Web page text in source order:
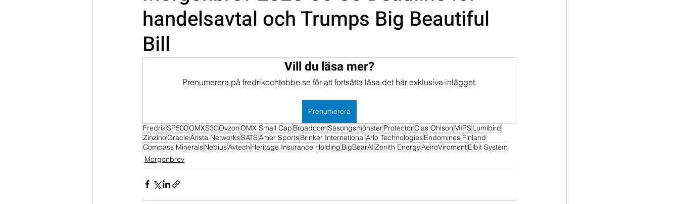
Dippköparportföljen Momentumportföljen Portföljer
handelsavtal och Trumps Big Beautiful
Bill
Vill du läsa mer?
Prenumerera på fredrikochtobbe.se för att fortsätta läsa det här exklusiva inlägget.
Prenumerera
FredrikSP500OMXS30OvzonOMX Small Cap BroadcomSäsongsmönsterProtectorClas Ohlson MIPS Lumibird
ZinzinoOracleArista NetworksSATSAmer SportsBrinker InternationalArlo TechnologiesEndomines Finland
Compass MineralsNebiusAvtech Heritage Insurance Holding BigBearAIZenith EnergyAeiroViromentElbit System
Morgonbrev